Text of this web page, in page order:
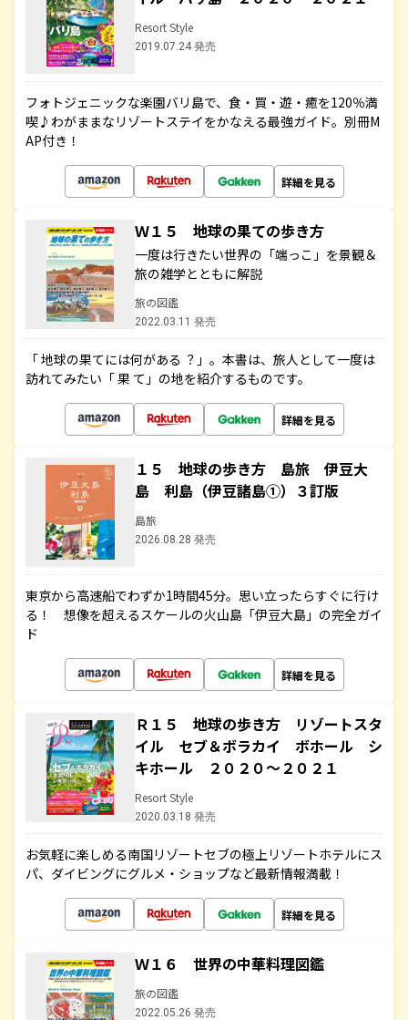
Resort Style
2019.07.24 発売
フォトジェニックな楽園バリ島で、食・買・遊・癒を120％満
喫♪わがままなリゾートステイをかなえる最強ガイド。別冊M
AP付き！
詳細を見る
Ｗ１５ 地球の果ての歩き方
一度は行きたい世界の「端っこ」を景観＆
旅の雑学とともに解説
旅の図鑑
2022.03.11 発売
「 地球の果てには何がある ？」。本書は、旅人として一度は
訪れてみたい「 果 て」の地を紹介するものです。
詳細を見る
１５ 地球の歩き方 島旅 伊豆大
島 利島（伊豆諸島①）３訂版
島旅
2026.08.28 発売
東京から高速船でわずか1時間45分。思い立ったらすぐに行け
る！ 想像を超えるスケールの火山島「伊豆大島」の完全ガイ
ド
詳細を見る
Ｒ１５ 地球の歩き方 リゾートスタ
イル セブ＆ボラカイ ボホール シ
キホール ２０２０～２０２１
Resort Style
2020.03.18 発売
お気軽に楽しめる南国リゾートセブの極上リゾートホテルにス
パ、ダイビングにグルメ・ショップなど最新情報満載！
詳細を見る
Ｗ１６ 世界の中華料理図鑑
旅の図鑑
2022.05.26 発売